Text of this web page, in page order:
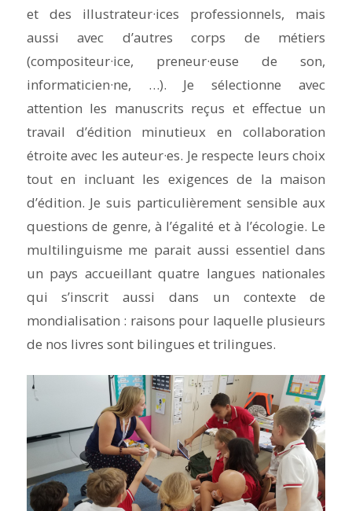
et des illustrateur·ices professionnels, mais
aussi avec d’autres corps de métiers
(compositeur·ice, preneur·euse de son,
informaticien·ne, …). Je sélectionne avec
attention les manuscrits reçus et effectue un
travail d’édition minutieux en collaboration
étroite avec les auteur·es. Je respecte leurs choix
tout en incluant les exigences de la maison
d’édition. Je suis particulièrement sensible aux
questions de genre, à l’égalité et à l’écologie. Le
multilinguisme me parait aussi essentiel dans
un pays accueillant quatre langues nationales
qui s’inscrit aussi dans un contexte de
mondialisation : raisons pour laquelle plusieurs
de nos livres sont bilingues et trilingues.